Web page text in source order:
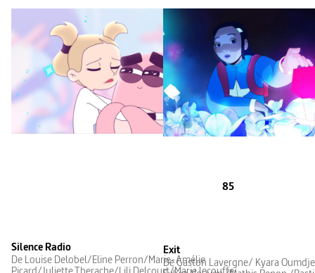
85
Silence Radio
De Louise Delobel/Eline Perron/Marie-Amélie
Exit
De Gaston Lavergne/ Kyara